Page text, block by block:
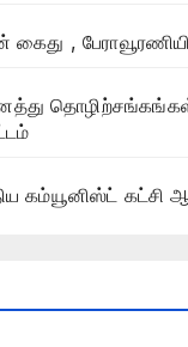
கைது ,
தொழிற்சங்கங்கள்
கம்யூனிஸ்ட் கட்சி